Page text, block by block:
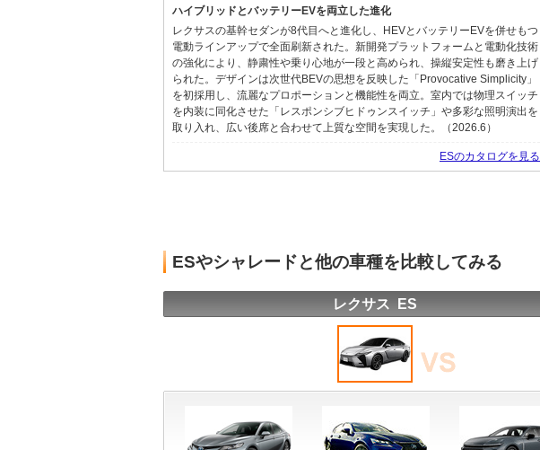
ハイブリッドとバッテリーEVを両立した進化
レクサスの基幹セダンが8代目へと進化し、HEVとバッテリーEVを併せもつ
電動ラインアップで全面刷新された。新開発プラットフォームと電動化技術
の強化により、静粛性や乗り心地が一段と高められ、操縦安定性も磨き上げ
られた。デザインは次世代BEVの思想を反映した「Provocative Simplicity」
を初採用し、流麗なプロポーションと機能性を両立。室内では物理スイッチ
を内装に同化させた「レスポンシブヒドゥンスイッチ」や多彩な照明演出を
取り入れ、広い後席と合わせて上質な空間を実現した。（2026.6）
ESのカタログを見る
ESやシャレードと他の車種を比較してみる
レクサス ES